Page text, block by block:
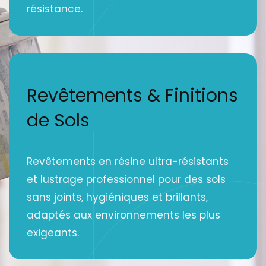
résistance.
Revêtements & Finitions
de Sols
Revêtements en résine ultra-résistants
et lustrage professionnel pour des sols
sans joints, hygiéniques et brillants,
adaptés aux environnements les plus
exigeants.